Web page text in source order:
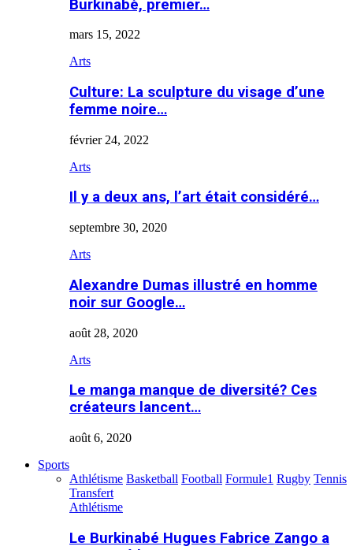
Burkinabè, premier…
mars 15, 2022
Arts
Culture: La sculpture du visage d’une
femme noire…
février 24, 2022
Arts
Il y a deux ans, l’art était considéré…
septembre 30, 2020
Arts
Alexandre Dumas illustré en homme
noir sur Google…
août 28, 2020
Arts
Le manga manque de diversité? Ces
créateurs lancent…
août 6, 2020
Sports
Athlétisme Basketball Football Formule1 Rugby Tennis
Transfert
Athlétisme
Le Burkinabé Hugues Fabrice Zango a